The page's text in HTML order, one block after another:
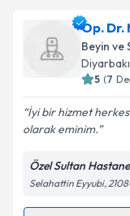
Doç. Dr.
talebi
için bir takvim
E-posta
Kişisel
Metni'ni
Op. Dr.
Beyin ve
5 (7
İyi bir hizmet
olarak eminim.
Özel Sultan
Selahattin Eyyubi,